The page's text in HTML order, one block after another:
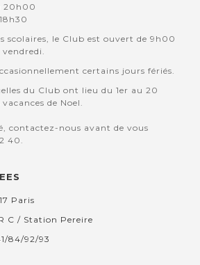
20h00
scolaires, le Club est ouvert de 9h00
certains jours fériés.
du Club ont lieu du 1er au 20
de Noel.
contactez-nous avant de vous
40.
Paris
C / Station Pereire
84/92/93